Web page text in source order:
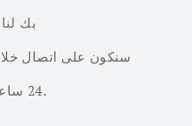
بك
سنكون على اتصال
24 ساعة.